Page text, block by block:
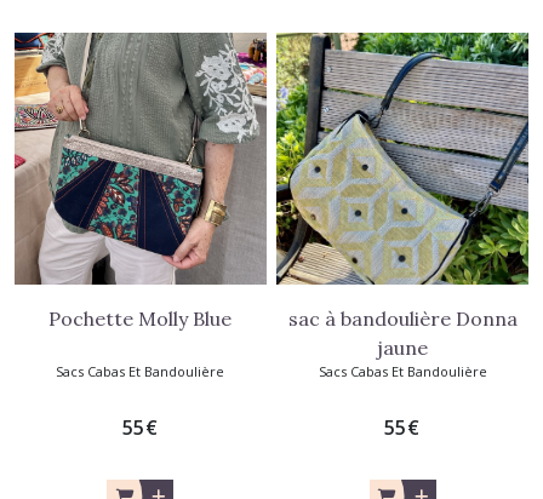
Pochette Molly Blue
Sacs Cabas Et Bandoulière
55€
sac à bandoulière Donna
jaune
Sacs Cabas Et Bandoulière
55€